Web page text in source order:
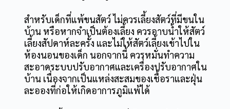
สำหรับเด็กที่แพ้ขนสัตว์ ไม่ควรเลี้ยงสัตว์ที่มีขนใน
บ้าน หรือหากจำเป็นต้องเลี้ยง ควรอาบน้ำให้สัตว์
เลี้ยงสัปดาห์ละครั้ง และไม่ให้สัตว์เลี้ยงเข้าไปใน
ห้องนอนของเด็ก นอกจากนี้ ควรหมั่นทำความ
สะอาดระบบปรับอากาศและเครื่องปรับอากาศใน
บ้าน เนื่องจากเป็นแหล่งสะสมของเชื้อราและฝุ่น
ละอองที่ก่อให้เกิดอาการภูมิแพ้ได้